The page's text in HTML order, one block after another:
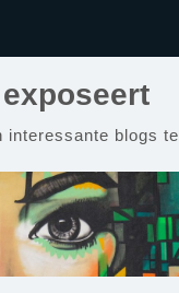
exposeert
interessante blogs